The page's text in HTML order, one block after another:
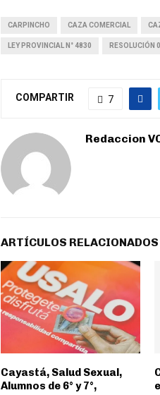
CARPINCHO CAZA COMERCIAL
LEY PROVINCIAL N° 4830 RESOLUCIÓN
COMPARTIR 7
Redaccion
ARTÍCULOS RELACIONADOS
Cayastá, Salud Sexual,
Alumnos de 6° y 7°,